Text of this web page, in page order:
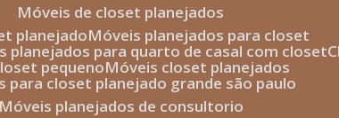
móveis de closet planejados
planejado móveis planejados para closet
planejados para quarto de casal com closet
pequeno móveis closet planejados
para closet planejado grande são paulo
móveis planejados de consultorio